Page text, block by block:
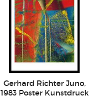
Gerhard Richter Juno,
1983 Poster Kunstdruck